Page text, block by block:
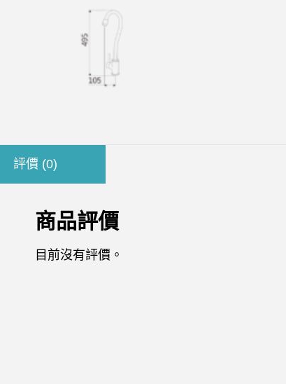
評價 (0)
商品評價
目前沒有評價。